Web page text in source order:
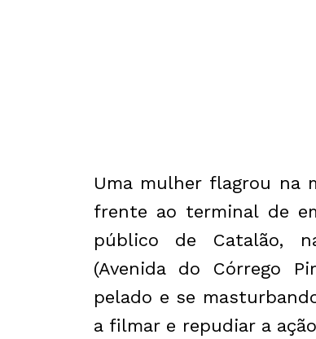
Uma mulher flagrou na
frente ao terminal de
público de Catalão,
(Avenida do Córrego
pelado e se
a filmar e repudiar a